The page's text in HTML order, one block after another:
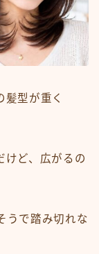
髪型が重く
けど、広がるの
うで踏み切れな